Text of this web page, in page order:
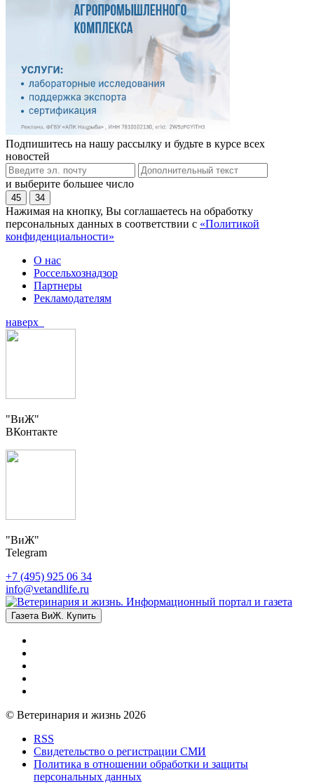
Подпишитесь на нашу рассылку и будьте в курсе всех
новостей
и выберите большее число
45 34
Нажимая на кнопку, Вы соглашаетесь на обработку
персональных данных в соответствии с «Политикой
конфиденциальности»
О нас
Россельхознадзор
Партнеры
Рекламодателям
наверх
"ВиЖ"
ВКонтакте
"ВиЖ"
Telegram
+7 (495) 925 06 34
info@vetandlife.ru
Газета ВиЖ. Купить
© Ветеринария и жизнь 2026
RSS
Свидетельство о регистрации СМИ
Политика в отношении обработки и защиты
персональных данных